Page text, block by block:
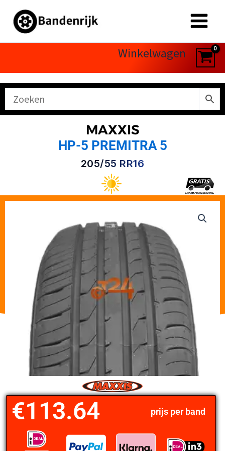
naar
Winkelwagen
MAXXIS
HP-5 PREMITRA 5
205/55 RR16
prijs per band
€113.64